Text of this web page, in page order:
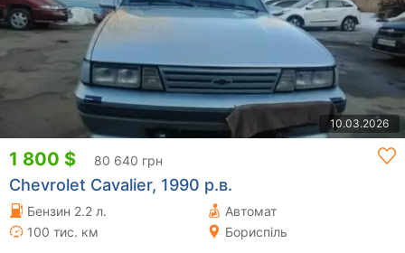
10.03.2026
1 800 $ 80 640 грн
Chevrolet Cavalier, 1990 р.в.
Бензин 2.2 л.
Автомат
100 тис. км
Бориспіль